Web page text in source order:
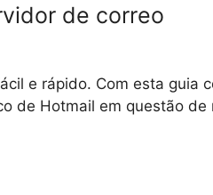
de correo
e rápido. Com esta guia
de Hotmail em questão de